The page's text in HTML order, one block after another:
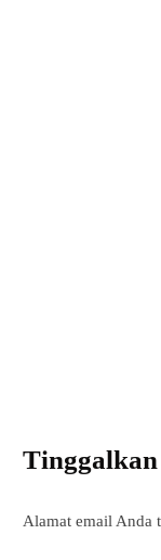
Tinggalkan
Alamat email Anda